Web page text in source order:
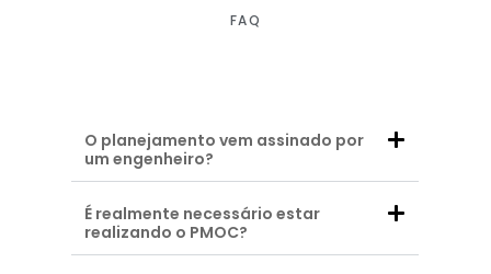
FAQ
O planejamento vem assinado por
um engenheiro?
É realmente necessário estar
realizando o PMOC?